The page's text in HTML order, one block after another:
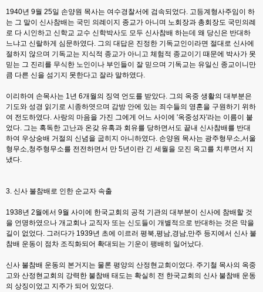
1940년 9월 25일 손양원 목사는 여수경찰서에 검속되었다. 고등계형사주임이 하
는 그 말이 신사참배는 국민 의례이지 종교가 아니며 노회장과 총회장도 국민의례
로 다 시인하고 신학교 교수 신학박사도 모두 신사참배 하는데 왜 당신은 반대하
느냐고 신랄하게 심문하였다. 그의 대답은 진정한 기독교인이라면 절대로 신사에
절하지 않으며 기독교는 지식적 종교가 아니고 체험적 종교이기 때문에 박사가 못
믿는 그 진리를 무식한 노인이나 부인들이 잘 믿으며 기독교는 유일신 종교이니만
큼 다른 신을 섬기지 못한다고 잘라 말하였다.
이리하여 손목사는 1년 6개월의 징역 언도를 받았다. 그의 옥중 생활의 대부분은
기도와 성경 읽기로 시종하엿으며 감방 안에 있는 죄수들의 영혼을 구원하기 위하
여 전도하였다. 사랑의 마음을 가진 그에게 어느 사이에 '옥중성자'라는 이름이 붙
었다. 그는 혹독한 고난과 온갖 유혹과 회유를 당하면서도 끝내 신사참배를 반대
하여 우상숭배 거절의 신념을 굽히지 아니하였다. 손양원 목사는 광주형무소,서울
형무소,청주형무소를 전전하면서 만 5년이란 긴 세월을 모진 옥고를 치루면서 지
냈다.
3. 신사 불참배로 인한 순교자 속출
1938년 2월에서 9월 사이에 한국교회의 공적 기관의 대부분이 신사에 참배할 것
을 언명하였으나 개교회나 교직자 또는 신도들이 개별적으로 반대하는 것은 막을
길이 없었다. 그러다가 1939년 초에 이르러 평북,평남,경남,만주 등지에서 신사 불
참배 운동이 점차 조직화되어 확대되는 기운이 팽배히 일어났다.
신사 불참배 운동의 본거지는 물론 평양의 산정현교회이었다. 주기철 목사의 옥중
고와 산정현교회의 강력한 불참배 태도는 확실히 전 한국교회의 신사 불참배 운동
의 상징이었고 지주가 되어 있었다.